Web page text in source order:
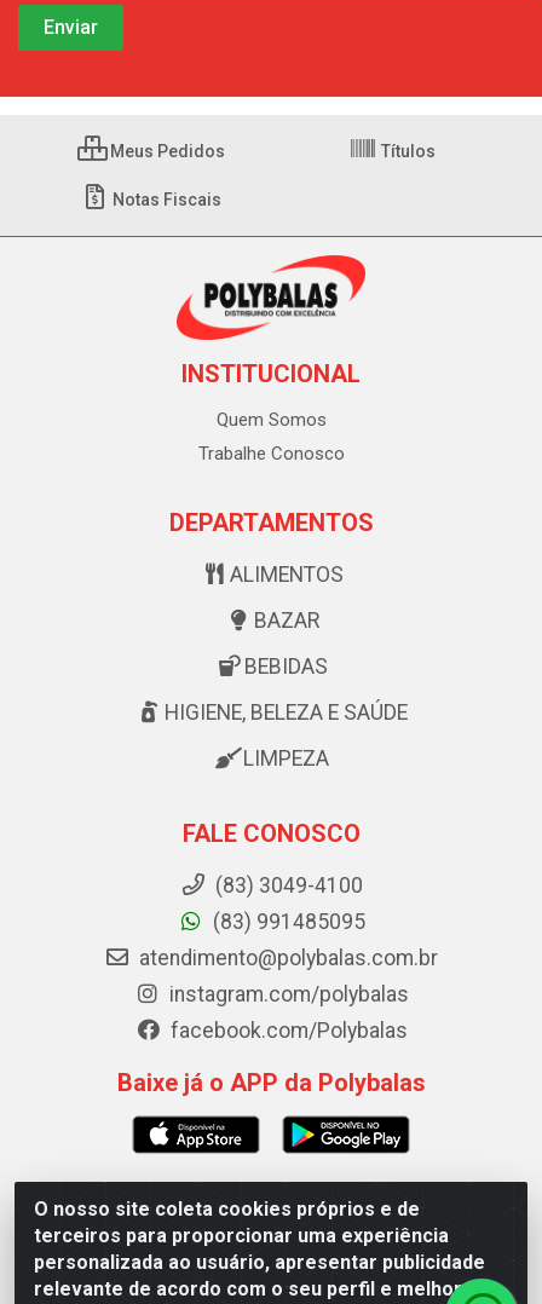
O nosso site coleta cookies próprios e de
terceiros para proporcionar uma experiência
personalizada ao usuário, apresentar publicidade
relevante de acordo com o seu perfil e melhorar a
Meus Pedidos Títulos
Notas Fiscais
INSTITUCIONAL
Quem Somos
Trabalhe Conosco
DEPARTAMENTOS
ALIMENTOS
BAZAR
BEBIDAS
HIGIENE, BELEZA E SAÚDE
LIMPEZA
FALE CONOSCO
(83) 3049-4100
(83) 991485095
atendimento@polybalas.com.br
instagram.com/polybalas
facebook.com/Polybalas
Baixe já o APP da Polybalas
Polybalas - Rua João Miguel de Souza, 173 Galpão B -
Ernesto Geisel, João Pessoa/PB - CEP 58.075-075 - CNPJ
00.909.327/0002-61